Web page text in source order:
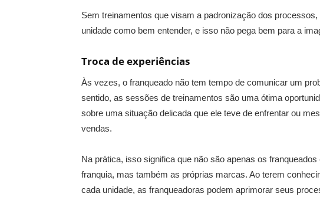
Sem treinamentos que visam a padronização dos
unidade como bem entender, e isso não pega bem para a
Troca de experiências
Às vezes, o franqueado não tem tempo de comunicar um
sentido, as sessões de treinamentos são uma ótima
sobre uma situação delicada que ele teve de enfrentar ou
vendas.
Na prática, isso significa que não são apenas os
franquia, mas também as próprias marcas. Ao terem
cada unidade, as franqueadoras podem aprimorar seus